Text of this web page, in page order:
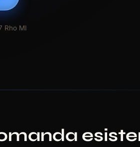
Rho MI